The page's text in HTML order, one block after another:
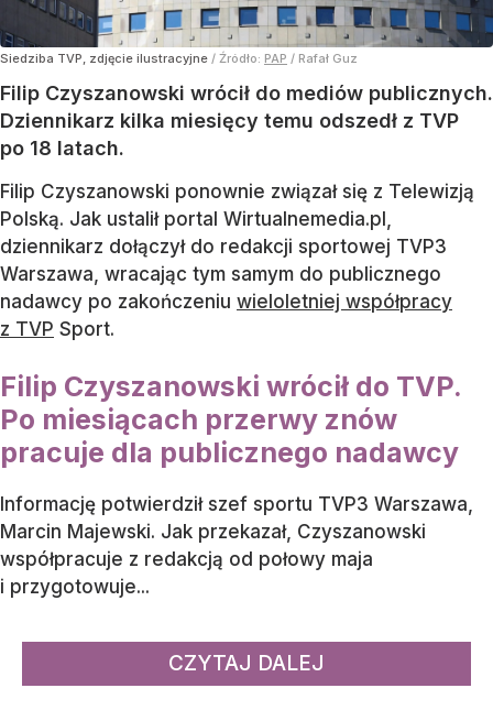
Siedziba TVP, zdjęcie ilustracyjne / Źródło: PAP / Rafał Guz
Filip Czyszanowski wrócił do mediów publicznych.
Dziennikarz kilka miesięcy temu odszedł z TVP
po 18 latach.
Filip Czyszanowski ponownie związał się z Telewizją
Polską. Jak ustalił portal Wirtualnemedia.pl,
dziennikarz dołączył do redakcji sportowej TVP3
Warszawa, wracając tym samym do publicznego
nadawcy po zakończeniu wieloletniej współpracy
z TVP Sport.
Filip Czyszanowski wrócił do TVP.
Po miesiącach przerwy znów
pracuje dla publicznego nadawcy
Informację potwierdził szef sportu TVP3 Warszawa,
Marcin Majewski. Jak przekazał, Czyszanowski
współpracuje z redakcją od połowy maja
i przygotowuje...
CZYTAJ DALEJ